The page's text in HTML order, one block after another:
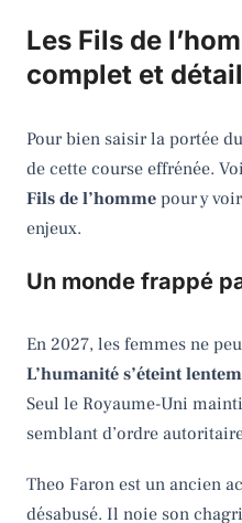
Les Fils de
complet et
Pour bien saisir la portée
de cette course effrénée.
Fils de l’homme pour y
enjeux.
Un monde frappé
En 2027, les femmes ne
L’humanité s’éteint
Seul le Royaume-Uni
semblant d’ordre
Theo Faron est un ancien
désabusé. Il noie son